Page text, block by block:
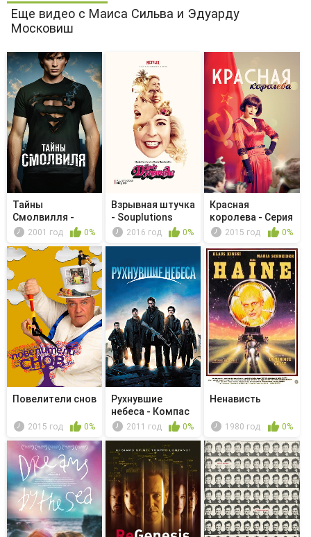
Еще видео с Маиса Сильва и Эдуарду
Московиш
Тайны
Смолвилля -
Печаль2001 год 0%
Взрывная штучка
- Souplutions
2016 год 0%
Красная
королева - Серия
09 2015 год 0%
Повелители снов
2015 год 0%
Рухнувшие
небеса - Компас
2011 год 0%
Ненависть
1980 год 0%